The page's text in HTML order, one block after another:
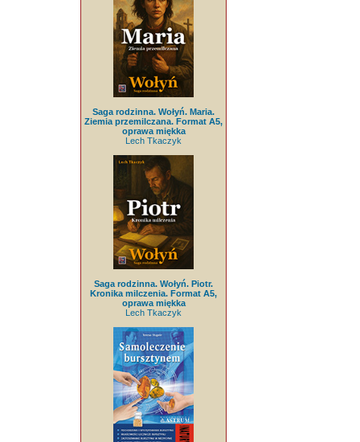
Saga rodzinna. Wołyń. Maria.
Ziemia przemilczana. Format A5,
oprawa miękka
Lech Tkaczyk
Saga rodzinna. Wołyń. Piotr.
Kronika milczenia. Format A5,
oprawa miękka
Lech Tkaczyk